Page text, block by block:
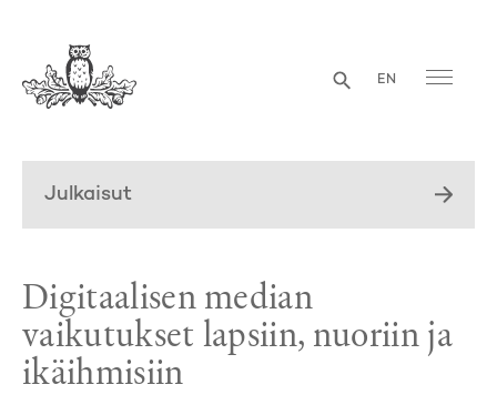
EN
Julkaisut
Digitaalisen median
vaikutukset lapsiin, nuoriin ja
ikäihmisiin